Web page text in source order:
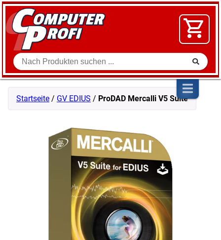
Zum Inhalt springen
Suche
SOFTWARE
VIDEO
SHOP
Startseite / GV EDIUS / ProDAD Mercalli V5 Suite